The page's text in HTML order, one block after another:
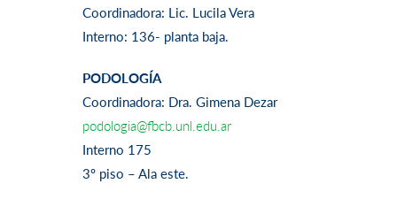
Coordinadora: Lic. Lucila Vera
Interno: 136- planta baja.
PODOLOGÍA
Coordinadora: Dra. Gimena Dezar
podologia@fbcb.unl.edu.ar
Interno 175
3º piso – Ala este.